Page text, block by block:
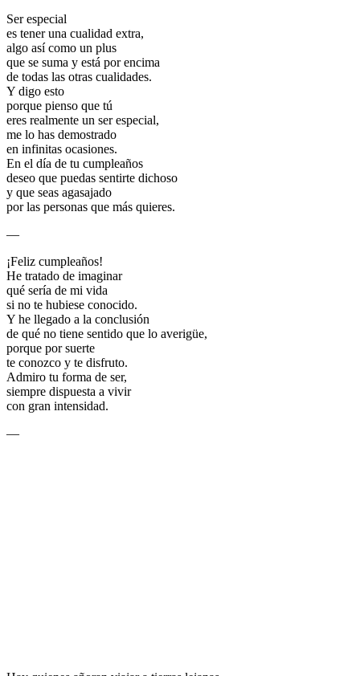
Ser especial
es tener una cualidad extra,
algo así como un plus
que se suma y está por encima
de todas las otras cualidades.
Y digo esto
porque pienso que tú
eres realmente un ser especial,
me lo has demostrado
en infinitas ocasiones.
En el día de tu cumpleaños
deseo que puedas sentirte dichoso
y que seas agasajado
por las personas que más quieres.
—
¡Feliz cumpleaños!
He tratado de imaginar
qué sería de mi vida
si no te hubiese conocido.
Y he llegado a la conclusión
de qué no tiene sentido que lo averigüe,
porque por suerte
te conozco y te disfruto.
Admiro tu forma de ser,
siempre dispuesta a vivir
con gran intensidad.
—